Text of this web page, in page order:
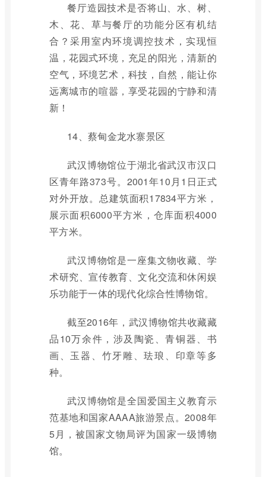
餐厅造园技术是否将山、水、树、
木、花、草与餐厅的功能分区有机结
合？采用室内环境调控技术，实现恒
温，花园式环境，充足的阳光，清新的
空气，环境艺术，科技，自然，能让你
远离城市的喧嚣，享受花园的宁静和清
新！
14、蔡甸金龙水寨景区
武汉博物馆位于湖北省武汉市汉口
区青年路373号。2001年10月1日正式
对外开放。总建筑面积17834平方米，
展示面积6000平方米，仓库面积4000
平方米。
武汉博物馆是一座集文物收藏、学
术研究、宣传教育、文化交流和休闲娱
乐功能于一体的现代化综合性博物馆。
截至2016年，武汉博物馆共收藏藏
品10万余件，涉及陶瓷、青铜器、书
画、玉器、竹牙雕、珐琅、印章等多
种。
武汉博物馆是全国爱国主义教育示
范基地和国家AAAA旅游景点。2008年
5月，被国家文物局评为国家一级博物
馆。